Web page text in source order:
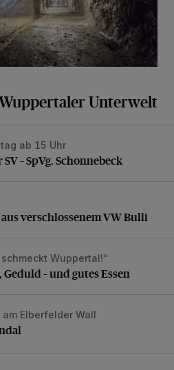
Unterwelt
– SpVg. Schonnebeck
ab 15 Uhr
– SpVg. Schonnebeck
verschlossenem VW Bulli
verschlossenem VW Bulli
– und gutes Essen
Wuppertal!“
Geduld – und gutes Essen
Elberfelder Wall